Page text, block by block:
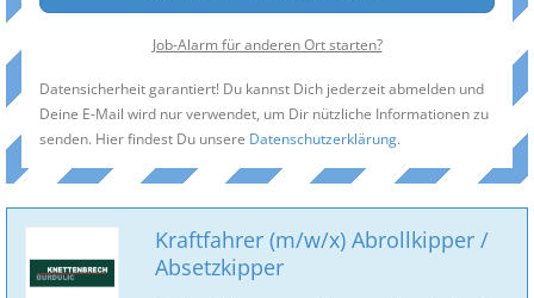
Job-Alarm für anderen Ort starten?
Datensicherheit garantiert! Du kannst Dich jederzeit abmelden und
Deine E-Mail wird nur verwendet, um Dir nützliche Informationen zu
senden. Hier findest Du unsere Datenschutzerklärung.
Kraftfahrer (m/w/x) Abrollkipper /
Absetzkipper